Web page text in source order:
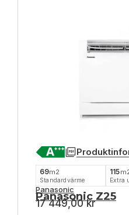
69m2
Standardvärme
115
Extra
Panasonic
Panasonic Z25
17 449,00kr